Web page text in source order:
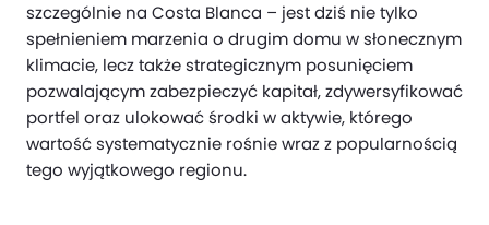
szczególnie na Costa Blanca – jest dziś nie tylko
spełnieniem marzenia o drugim domu w słonecznym
klimacie, lecz także strategicznym posunięciem
pozwalającym zabezpieczyć kapitał, zdywersyfikować
portfel oraz ulokować środki w aktywie, którego
wartość systematycznie rośnie wraz z popularnością
tego wyjątkowego regionu.